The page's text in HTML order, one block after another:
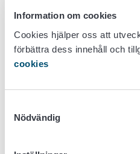
Information om cookies
Cookies hjälper oss att
förbättra dess innehåll och
cookies
Nödvändig
Avgifter
För registreringen uppbärs
en årlig grundavgift för att
Andra avgifter